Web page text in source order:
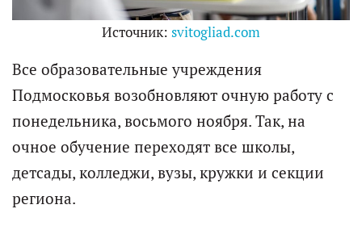
Источник: svitogliad.com
Все образовательные учреждения
Подмосковья возобновляют очную работу с
понедельника, восьмого ноября. Так, на
очное обучение переходят все школы,
детсады, колледжи, вузы, кружки и секции
региона.